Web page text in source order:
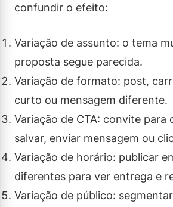
confundir o efeito:
Variação de assunto: o tema
proposta segue parecida.
Variação de formato: post,
curto ou mensagem diferente.
Variação de CTA: convite para
salvar, enviar mensagem ou
Variação de horário: publicar
diferentes para ver entrega e
Variação de público: